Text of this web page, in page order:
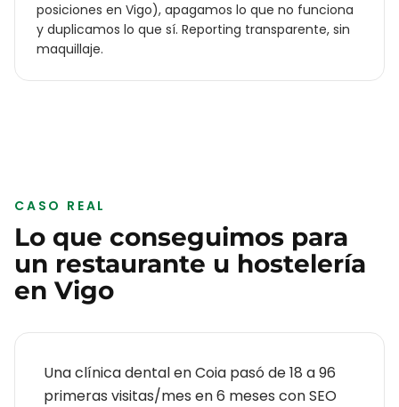
posiciones en Vigo), apagamos lo que no funciona
y duplicamos lo que sí. Reporting transparente, sin
maquillaje.
CASO REAL
Lo que conseguimos para
un restaurante u hostelería
en Vigo
Una clínica dental en Coia pasó de 18 a 96
primeras visitas/mes en 6 meses con SEO